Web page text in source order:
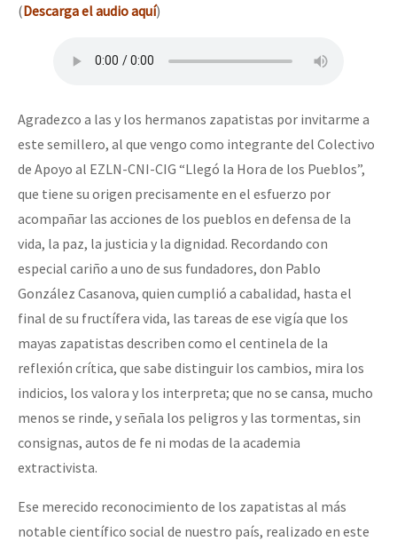
(Descarga el audio aquí)
Agradezco a las y los hermanos zapatistas por invitarme a
este semillero, al que vengo como integrante del Colectivo
de Apoyo al EZLN-CNI-CIG “Llegó la Hora de los Pueblos”,
que tiene su origen precisamente en el esfuerzo por
acompañar las acciones de los pueblos en defensa de la
vida, la paz, la justicia y la dignidad. Recordando con
especial cariño a uno de sus fundadores, don Pablo
González Casanova, quien cumplió a cabalidad, hasta el
final de su fructífera vida, las tareas de ese vigía que los
mayas zapatistas describen como el centinela de la
reflexión crítica, que sabe distinguir los cambios, mira los
indicios, los valora y los interpreta; que no se cansa, mucho
menos se rinde, y señala los peligros y las tormentas, sin
consignas, autos de fe ni modas de la academia
extractivista.
Ese merecido reconocimiento de los zapatistas al más
notable científico social de nuestro país, realizado en este